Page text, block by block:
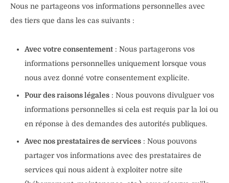
Nous ne partageons vos informations personnelles avec
des tiers que dans les cas suivants :
Avec votre consentement : Nous partagerons vos
informations personnelles uniquement lorsque vous
nous avez donné votre consentement explicite.
Pour des raisons légales : Nous pouvons divulguer vos
informations personnelles si cela est requis par la loi ou
en réponse à des demandes des autorités publiques.
Avec nos prestataires de services : Nous pouvons
partager vos informations avec des prestataires de
services qui nous aident à exploiter notre site